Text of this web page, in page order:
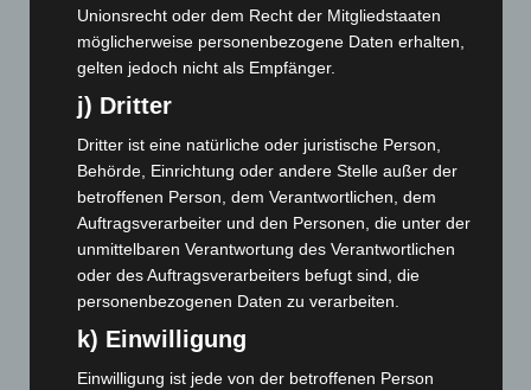
November 2024(94)
Oktober 2024(93)
September 2024
August 2024
Juli 2024 (89)
Juni 2024(107)
Mai 2024(149)
April 2024(102)
März 2024(103)
Februar 2024(103)
Januar 2024(111)
Unionsrecht oder dem Recht der Mitgliedstaaten
möglicherweise personenbezogene Daten erhalten,
gelten jedoch nicht als Empfänger.
j) Dritter
Dritter ist eine natürliche oder juristische Person,
Behörde, Einrichtung oder andere Stelle außer der
betroffenen Person, dem Verantwortlichen, dem
Auftragsverarbeiter und den Personen, die unter der
unmittelbaren Verantwortung des Verantwortlichen
oder des Auftragsverarbeiters befugt sind, die
personenbezogenen Daten zu verarbeiten.
k) Einwilligung
Einwilligung ist jede von der betroffenen Person